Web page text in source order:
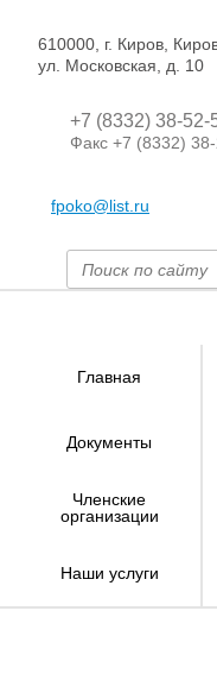
610000, г. Киров,
ул. Московская, д. 10
+7 (8332) 38-52-
Факс +7 (8332)
fpoko@list.ru
Главная
Документы
Членские
организации
Наши услуги